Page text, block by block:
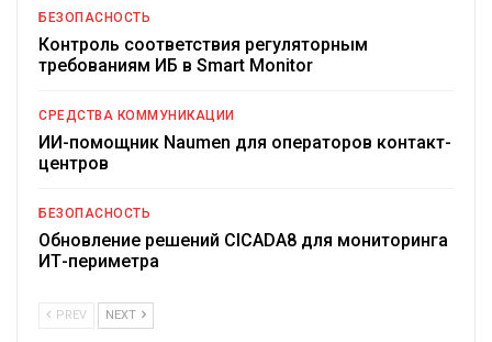
БЕЗОПАСНОСТЬ
Контроль соответствия регуляторным
требованиям ИБ в Smart Monitor
СРЕДСТВА КОММУНИКАЦИИ
ИИ-помощник Naumen для операторов контакт-
центров
БЕЗОПАСНОСТЬ
Обновление решений CICADA8 для мониторинга
ИТ-периметра
PREV NEXT